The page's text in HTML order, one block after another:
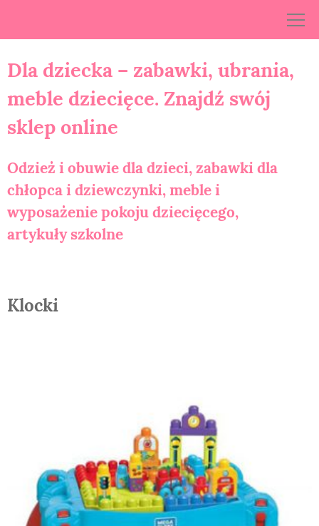
Dla dziecka – zabawki, ubrania,
meble dziecięce. Znajdź swój
sklep online
Odzież i obuwie dla dzieci, zabawki dla
chłopca i dziewczynki, meble i
wyposażenie pokoju dziecięcego,
artykuły szkolne
Klocki